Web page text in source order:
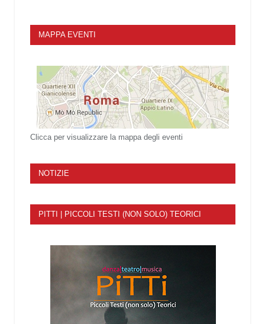
MAPPA EVENTI
Clicca per visualizzare la mappa degli eventi
NOTIZIE
PITTI | PICCOLI TESTI (NON SOLO) TEORICI